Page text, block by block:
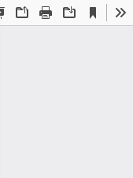
Presentation
OpenPrint Download
Current
View